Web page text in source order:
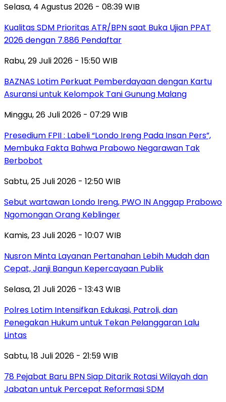
Selasa, 4 Agustus 2026 - 08:39 WIB
Kualitas SDM Prioritas ATR/BPN saat Buka Ujian PPAT
2026 dengan 7.886 Pendaftar
Rabu, 29 Juli 2026 - 15:50 WIB
BAZNAS Lotim Perkuat Pemberdayaan dengan Kartu
Asuransi untuk Kelompok Tani Gunung Malang
Minggu, 26 Juli 2026 - 07:29 WIB
Presedium FPII : Labeli “Londo Ireng Pada Insan Pers”,
Membuka Fakta Bahwa Prabowo Negarawan Tak
Berbobot
Sabtu, 25 Juli 2026 - 12:50 WIB
Sebut wartawan Londo Ireng, PWO IN Anggap Prabowo
Ngomongan Orang Keblinger
Kamis, 23 Juli 2026 - 10:07 WIB
Nusron Minta Layanan Pertanahan Lebih Mudah dan
Cepat, Janji Bangun Kepercayaan Publik
Selasa, 21 Juli 2026 - 13:43 WIB
Polres Lotim Intensifkan Edukasi, Patroli, dan
Penegakan Hukum untuk Tekan Pelanggaran Lalu
Lintas
Sabtu, 18 Juli 2026 - 21:59 WIB
78 Pejabat Baru BPN Siap Ditarik Rotasi Wilayah dan
Jabatan untuk Percepat Reformasi SDM